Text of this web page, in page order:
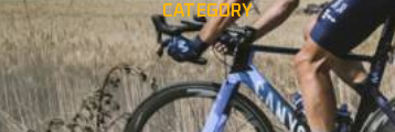
CATEGORY